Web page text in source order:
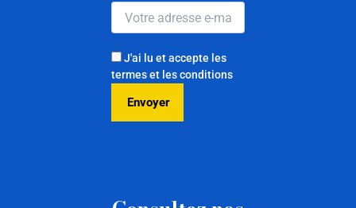
J'ai lu et accepte les
termes et les conditions